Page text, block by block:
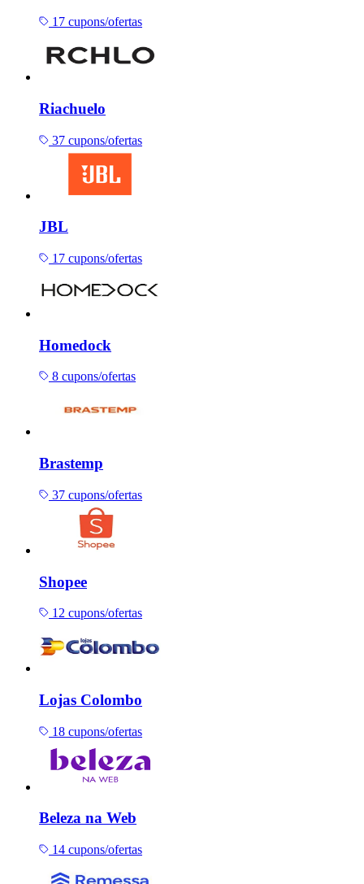
17 cupons/ofertas
Riachuelo
37 cupons/ofertas
JBL
17 cupons/ofertas
Homedock
8 cupons/ofertas
Brastemp
37 cupons/ofertas
Shopee
12 cupons/ofertas
Lojas Colombo
18 cupons/ofertas
Beleza na Web
14 cupons/ofertas